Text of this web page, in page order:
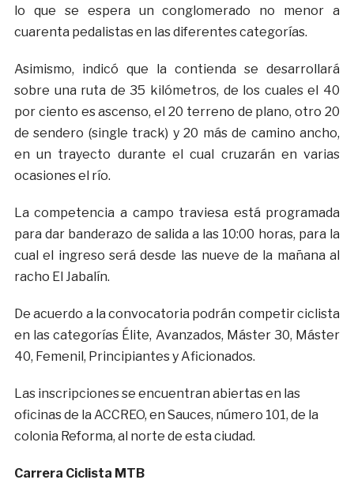
lo que se espera un conglomerado no menor a
cuarenta pedalistas en las diferentes categorías.
Asimismo, indicó que la contienda se desarrollará
sobre una ruta de 35 kilómetros, de los cuales el 40
por ciento es ascenso, el 20 terreno de plano, otro 20
de sendero (single track) y 20 más de camino ancho,
en un trayecto durante el cual cruzarán en varias
ocasiones el río.
La competencia a campo traviesa está programada
para dar banderazo de salida a las 10:00 horas, para la
cual el ingreso será desde las nueve de la mañana al
racho El Jabalín.
De acuerdo a la convocatoria podrán competir ciclista
en las categorías Élite, Avanzados, Máster 30, Máster
40, Femenil, Principiantes y Aficionados.
Las inscripciones se encuentran abiertas en las
oficinas de la ACCREO, en Sauces, número 101, de la
colonia Reforma, al norte de esta ciudad.
Carrera Ciclista MTB